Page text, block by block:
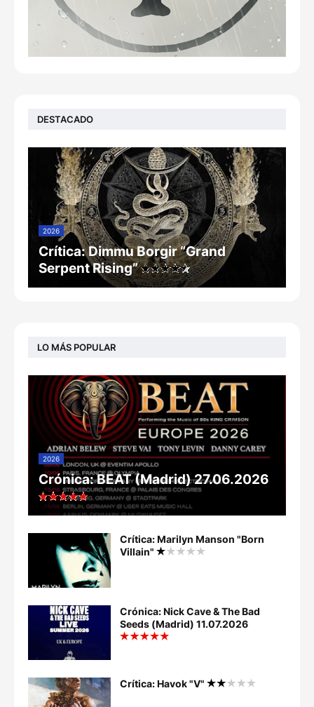
DESTACADO
2026
Crítica: Dimmu Borgir “Grand
Serpent Rising”
LO MÁS POPULAR
2026
Crónica: BEAT (Madrid) 27.06.2026
Crítica: Marilyn Manson "Born
Villain"
Crónica: Nick Cave & The Bad
Seeds (Madrid) 11.07.2026
Crítica: Havok "V"